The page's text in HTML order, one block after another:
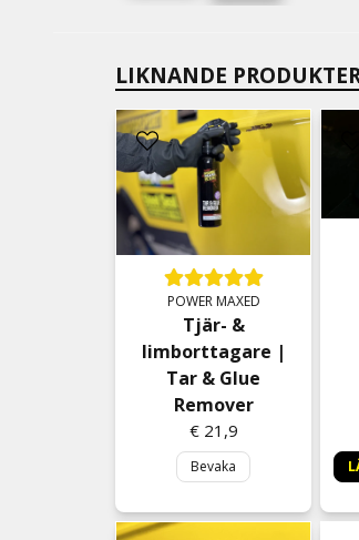
LIKNANDE
POWER MAXED
Tjär- &
limborttagare |
Tar & Glue
Remover
€ 21,9
Bevaka